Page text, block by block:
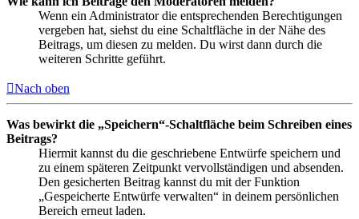
Wenn ein Administrator die entsprechenden Berechtigungen
vergeben hat, siehst du eine Schaltfläche in der Nähe des
Beitrags, um diesen zu melden. Du wirst dann durch die
weiteren Schritte geführt.
Nach oben
Was bewirkt die „Speichern“-Schaltfläche beim Schreiben eines
Beitrags?
Hiermit kannst du die geschriebene Entwürfe speichern und
zu einem späteren Zeitpunkt vervollständigen und absenden.
Den gesicherten Beitrag kannst du mit der Funktion
„Gespeicherte Entwürfe verwalten“ in deinem persönlichen
Bereich erneut laden.